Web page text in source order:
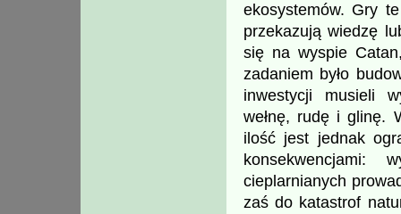
ekosystemów. Gry
przekazują wiedzę
się na wyspie
zadaniem było
inwestycji musieli
wełnę, rudę i glinę.
ilość jest jednak
konsekwencjami:
cieplarnianych
zaś do katastrof